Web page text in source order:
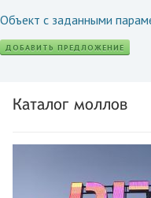
Объект с заданными
ДОБАВИТЬ ПРЕДЛОЖЕНИЕ
Каталог моллов